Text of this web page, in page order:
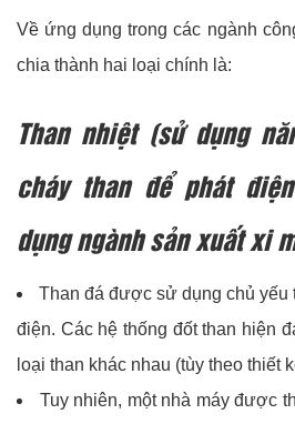
Về ứng dụng trong các ngành
chia thành hai loại chính là:
Than nhiệt (sử dụng
cháy than để phát
dụng ngành sản xuất xi
Than đá được sử dụng chủ yếu
điện. Các hệ thống đốt than hiện
loại than khác nhau (tùy theo thiết
Tuy nhiên, một nhà máy được